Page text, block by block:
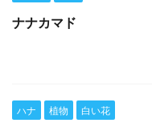
ナナカマド
ハナ 植物 白い花